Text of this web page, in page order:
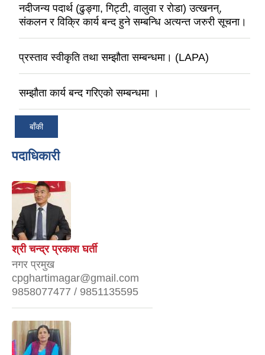
नदीजन्य पदार्थ (ढुङ्गा, गिट्टी, वालुवा र रोडा) उत्खनन्,
संकलन र विक्रि कार्य बन्द हुने सम्बन्धि अत्यन्त जरुरी सूचना।
प्रस्ताव स्वीकृति तथा सम्झौता सम्बन्धमा। (LAPA)
सम्झौता कार्य बन्द गरिएको सम्बन्धमा ।
बाँकी
पदाधिकारी
श्री चन्द्र प्रकाश घर्ती
नगर प्रमुख
cpghartimagar@gmail.com
9858077477 / 9851135595